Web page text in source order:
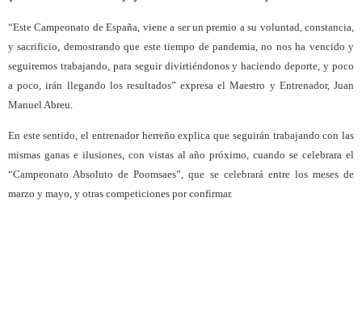
“Este Campeonato de España, viene a ser un premio a su voluntad, constancia,
y sacrificio, demostrando que este tiempo de pandemia, no nos ha vencido y
seguiremos trabajando, para seguir divirtiéndonos y haciendo deporte, y poco
a poco, irán llegando los resultados” expresa el Maestro y Entrenador, Juan
Manuel Abreu.
En este sentido, el entrenador herreño explica que seguirán trabajando con las
mismas ganas e ilusiones, con vistas al año próximo, cuando se celebrara el
“Campeonato Absoluto de Poomsaes”, que se celebrará entre los meses de
marzo y mayo, y otras competiciones por confirmar.